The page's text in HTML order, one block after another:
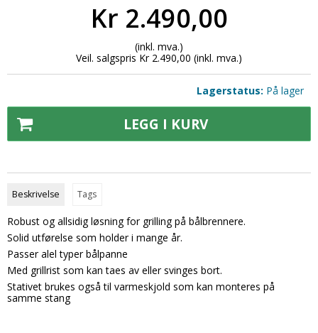
Kr 2.490,00
(inkl. mva.)
Veil. salgspris Kr 2.490,00 (inkl. mva.)
Lagerstatus: På lager
LEGG I KURV
Beskrivelse Tags
Robust og allsidig løsning for grilling på bålbrennere.
Solid utførelse som holder i mange år.
Passer alel typer bålpanne
Med grillrist som kan taes av eller svinges bort.
Stativet brukes også til varmeskjold som kan monteres på
samme stang